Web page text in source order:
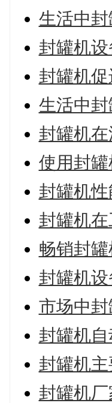
生活中
封罐机
封罐机
生活中
封罐机
使用封
封罐机
封罐机
畅销封
封罐机
市场中
封罐机
封罐机
封罐机